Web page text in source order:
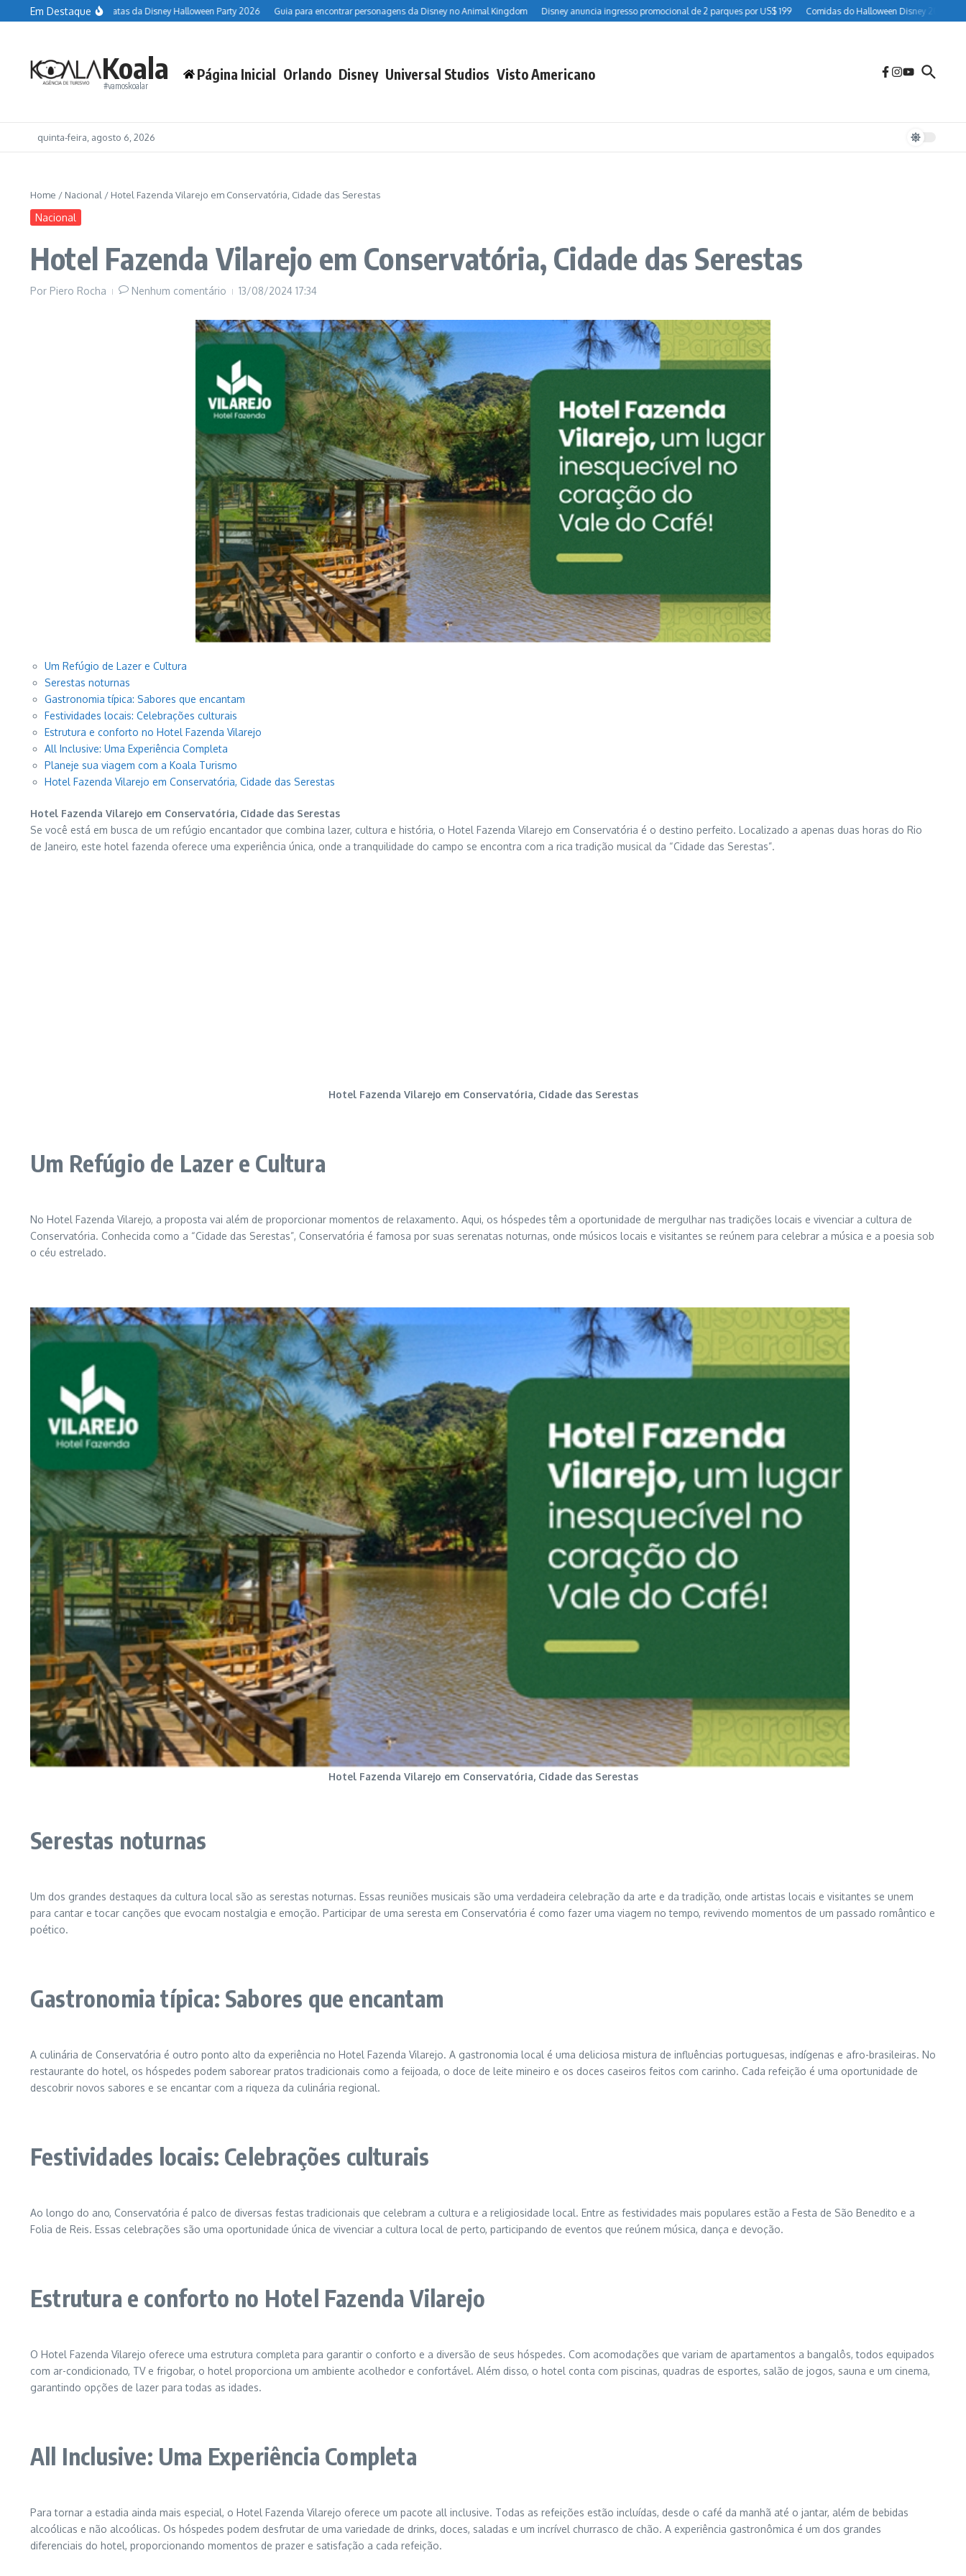
Ir para o conteúdo
Em Destaque
Resort Datas da Disney Halloween Party 2026 Guia para encontrar personagens da Disney no Animal Kingdom Disney anuncia ingresso promocional de 2 parques por US$ 199 Comidas do Halloween Disney 2026: guia
Koala
#vamoskoalar
Página Inicial Orlando Disney Universal Studios Visto Americano
quinta-feira, agosto 6, 2026
Home / Nacional / Hotel Fazenda Vilarejo em Conservatória, Cidade das Serestas
Nacional
Hotel Fazenda Vilarejo em Conservatória, Cidade das Serestas
Por Piero Rocha Nenhum comentário 13/08/2024 17:34
Um Refúgio de Lazer e Cultura
Serestas noturnas
Gastronomia típica: Sabores que encantam
Festividades locais: Celebrações culturais
Estrutura e conforto no Hotel Fazenda Vilarejo
All Inclusive: Uma Experiência Completa
Planeje sua viagem com a Koala Turismo
Hotel Fazenda Vilarejo em Conservatória, Cidade das Serestas
Hotel Fazenda Vilarejo em Conservatória, Cidade das Serestas
Se você está em busca de um refúgio encantador que combina lazer, cultura e história, o Hotel Fazenda Vilarejo em Conservatória é o destino perfeito. Localizado a apenas duas horas do Rio
de Janeiro, este hotel fazenda oferece uma experiência única, onde a tranquilidade do campo se encontra com a rica tradição musical da “Cidade das Serestas”.
Hotel Fazenda Vilarejo em Conservatória, Cidade das Serestas
Um Refúgio de Lazer e Cultura
No Hotel Fazenda Vilarejo, a proposta vai além de proporcionar momentos de relaxamento. Aqui, os hóspedes têm a oportunidade de mergulhar nas tradições locais e vivenciar a cultura de
Conservatória. Conhecida como a “Cidade das Serestas”, Conservatória é famosa por suas serenatas noturnas, onde músicos locais e visitantes se reúnem para celebrar a música e a poesia sob
o céu estrelado.
Hotel Fazenda Vilarejo em Conservatória, Cidade das Serestas
Serestas noturnas
Um dos grandes destaques da cultura local são as serestas noturnas. Essas reuniões musicais são uma verdadeira celebração da arte e da tradição, onde artistas locais e visitantes se unem
para cantar e tocar canções que evocam nostalgia e emoção. Participar de uma seresta em Conservatória é como fazer uma viagem no tempo, revivendo momentos de um passado romântico e
poético.
Gastronomia típica: Sabores que encantam
A culinária de Conservatória é outro ponto alto da experiência no Hotel Fazenda Vilarejo. A gastronomia local é uma deliciosa mistura de influências portuguesas, indígenas e afro-brasileiras. No
restaurante do hotel, os hóspedes podem saborear pratos tradicionais como a feijoada, o doce de leite mineiro e os doces caseiros feitos com carinho. Cada refeição é uma oportunidade de
descobrir novos sabores e se encantar com a riqueza da culinária regional.
Festividades locais: Celebrações culturais
Ao longo do ano, Conservatória é palco de diversas festas tradicionais que celebram a cultura e a religiosidade local. Entre as festividades mais populares estão a Festa de São Benedito e a
Folia de Reis. Essas celebrações são uma oportunidade única de vivenciar a cultura local de perto, participando de eventos que reúnem música, dança e devoção.
Estrutura e conforto no Hotel Fazenda Vilarejo
O Hotel Fazenda Vilarejo oferece uma estrutura completa para garantir o conforto e a diversão de seus hóspedes. Com acomodações que variam de apartamentos a bangalôs, todos equipados
com ar-condicionado, TV e frigobar, o hotel proporciona um ambiente acolhedor e confortável. Além disso, o hotel conta com piscinas, quadras de esportes, salão de jogos, sauna e um cinema,
garantindo opções de lazer para todas as idades.
All Inclusive: Uma Experiência Completa
Para tornar a estadia ainda mais especial, o Hotel Fazenda Vilarejo oferece um pacote all inclusive. Todas as refeições estão incluídas, desde o café da manhã até o jantar, além de bebidas
alcoólicas e não alcoólicas. Os hóspedes podem desfrutar de uma variedade de drinks, doces, saladas e um incrível churrasco de chão. A experiência gastronômica é um dos grandes
diferenciais do hotel, proporcionando momentos de prazer e satisfação a cada refeição.